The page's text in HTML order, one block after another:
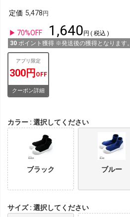
定価 5,478
70%OFF 1,640
税込
30 ポイント獲得 ※発送後の獲得となります。
アプリ限定
300円 OFF
クーポン詳細
カラー 選択してください
ブラック ブルー
サイズ
選択してください